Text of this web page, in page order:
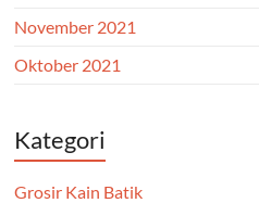
November 2021
Oktober 2021
Kategori
Grosir Kain Batik